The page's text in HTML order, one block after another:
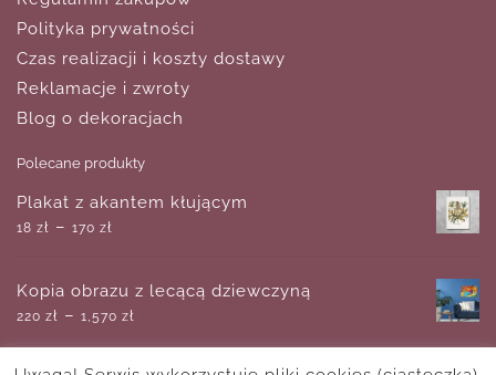
Polityka prywatności
Czas realizacji i koszty dostawy
Reklamacje i zwroty
Blog o dekoracjach
Polecane produkty
Plakat z akantem kłującym
18 zł – 170 zł
Kopia obrazu z lecącą dziewczyną
220 zł – 1,570 zł